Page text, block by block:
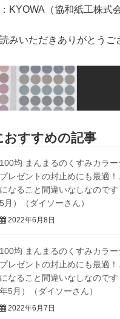
KYOWA（協和紙工株式
みいただきありがとうご
おすすめの記事
100均 まんまるのくすみカラ
プレゼントの封止めにも最適
になること間違いなしなので
5月）（ダイソーさん）
2022年6月8日
100均 まんまるのくすみカラ
プレゼントの封止めにも最適
になること間違いなしなので
年5月）（ダイソーさん）
2022年6月7日